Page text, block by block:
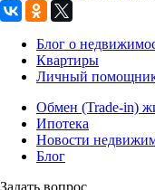
Блог о
Квартиры
Личный
Обмен (Trade-in)
Ипотека
Новости
Блог
Задать вопрос